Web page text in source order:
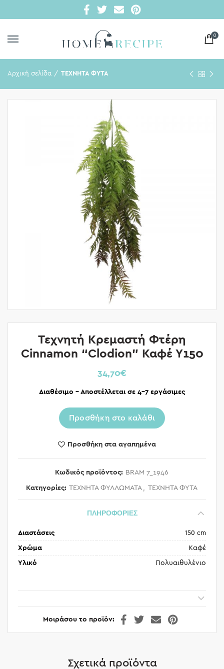
0
Αρχική σελίδα ΤΕΧΝΗΤΑ ΦΥΤΑ
Τεχνητή Κρεμαστή Φτέρη
Cinnamon “Clodion” Καφέ Υ150
34,70€
Διαθέσιμο – Αποστέλλεται σε 4-7 εργάσιμες
Προσθήκη στο καλάθι
Προσθήκη στα αγαπημένα
Κωδικός προϊόντος: BRAM 7_1946
Κατηγορίες: ΤΕΧΝΗΤΑ ΦΥΛΛΩΜΑΤΑ , ΤΕΧΝΗΤΑ ΦΥΤΑ
ΠΛΗΡΟΦΟΡΙΕΣ
Διαστάσεις 150 cm
Χρώμα Καφέ
Υλικό Πολυαιθυλένιο
Μοιράσου το προϊόν
Σχετικά προϊόντα